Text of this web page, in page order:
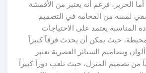
الحرير، فرغم أنه يعتبر من الأقمشة
لمسة من الفخامة في التصميم
المناسبة يعتمد على الاحتياجات
حيث يمكن أن يحدث فرقاً كبيراً
وتصاميم الستائر العصرية تعتبر
تصميم المنزل، حيث تلعب دوراً كبيراً